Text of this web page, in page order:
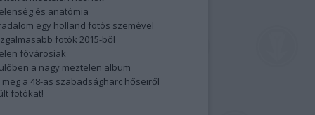
és anatómia
egy holland fotós szemével
fotók 2015-ből
fővárosiak
a nagy meztelen album
meg a 48-as szabadságharc hőseiről
fotókat!